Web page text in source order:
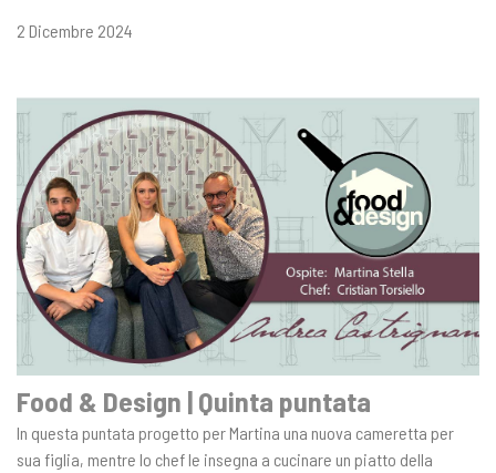
2 Dicembre 2024
Food & Design | Quinta puntata
In questa puntata progetto per Martina una nuova cameretta per
sua figlia, mentre lo chef le insegna a cucinare un piatto della